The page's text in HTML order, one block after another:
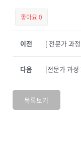
좋아요0
이전 [ 전문가 과
[전문가 과
다음
목록보기